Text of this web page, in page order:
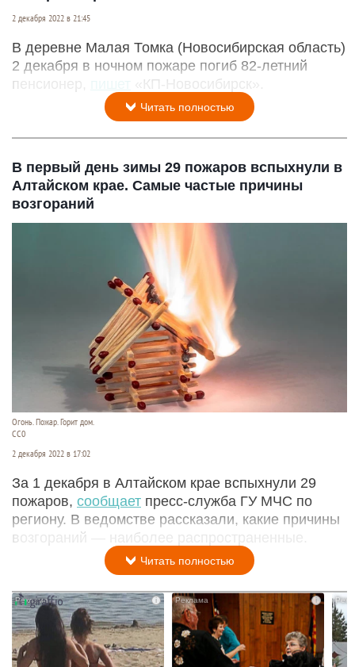
2 декабря 2022 в 21:45
В деревне Малая Томка (Новосибирская область)
2 декабря в ночном пожаре погиб 82-летний
пенсионер,
«КП-Новосибирск».
Читать полностью
В первый день зимы 29 пожаров вспыхнули в
Алтайском крае. Самые частые причины
возгораний
Огонь. Пожар. Горит дом.
СС0
2 декабря 2022 в 17:02
За 1 декабря в Алтайском крае вспыхнули 29
пожаров, сообщает пресс-служба ГУ МЧС по
региону. В ведомстве рассказали, какие причины
возгораний — наиболее распространенные.
Читать полностью
i i